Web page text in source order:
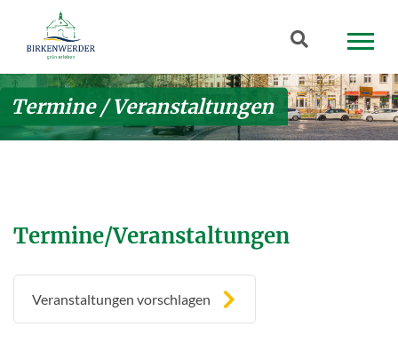
Zum Hauptinhalt springen
Suchbegriff
Termine / Veranstaltungen
Termine/Veranstaltungen
Veranstaltungen vorschlagen